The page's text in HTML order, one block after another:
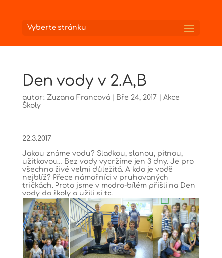
Vyberte stránku
Den vody v 2.A,B
autor: Zuzana Francová| Bře 24, 2017
Akce
Školy
22.3.2017
Jakou známe vodu? Sladkou, slanou, pitnou,
užitkovou… Bez vody vydržíme jen 3 dny. Je pro
všechno živé velmi důležitá. A kdo je vodě
nejblíž? Přece námořníci v pruhovaných
tričkách. Proto jsme v modro-bílém přišli na Den
vody do školy a užili si to.